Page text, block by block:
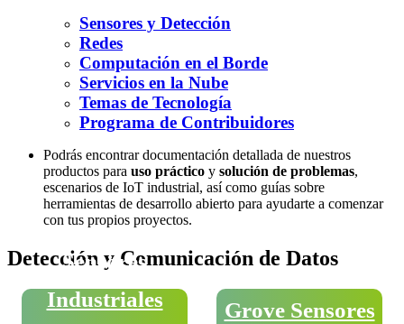
Sensores y Detección
Redes
Computación en el Borde
Servicios en la Nube
Temas de Tecnología
Programa de Contribuidores
Podrás encontrar documentación detallada de nuestros
productos para uso práctico y solución de problemas,
escenarios de IoT industrial, así como guías sobre
herramientas de desarrollo abierto para ayudarte a comenzar
con tus propios proyectos.
Detección y Comunicación de Datos
Sensores
Industriales
Grove Sensores